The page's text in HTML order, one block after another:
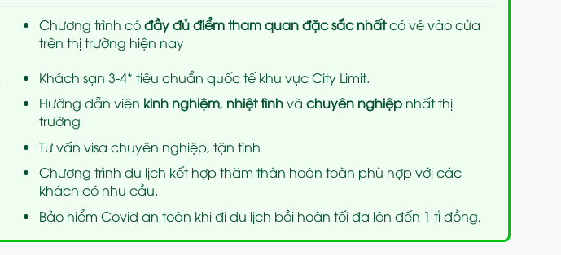
Chương trình cóđầy đủ điểm tham quan đặc sắc nhấtcó vé vào cửa
trên thị trường hiện nay
Khách sạn 3-4* tiêu chuẩn quốc tế khu vực City Limit.
Hướng dẫn viên kinh nghiệm, nhiệt tìnhvà chuyên nghiệp nhất thị
trường
Tư vấn visa chuyên nghiệp, tận tình
Chương trình du lịch kết hợp thăm thân hoàn toàn phù hợp với các
khách có nhu cầu.
Bảo hiểm Covid an toàn khi đi du lịch bồi hoàn tối đa lên đến 1 tỉ đồng,